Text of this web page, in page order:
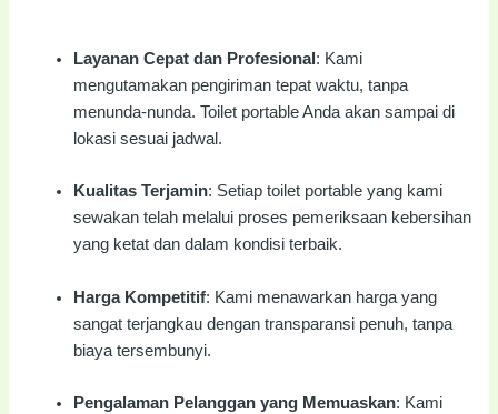
Layanan Cepat dan Profesional : Kami
mengutamakan pengiriman tepat waktu, tanpa
menunda-nunda. Toilet portable Anda akan sampai di
lokasi sesuai jadwal.
Kualitas Terjamin: Setiap toilet portable yang kami
sewakan telah melalui proses pemeriksaan kebersihan
yang ketat dan dalam kondisi terbaik.
Harga Kompetitif: Kami menawarkan harga yang
sangat terjangkau dengan transparansi penuh, tanpa
biaya tersembunyi.
Pengalaman Pelanggan yang Memuaskan: Kami